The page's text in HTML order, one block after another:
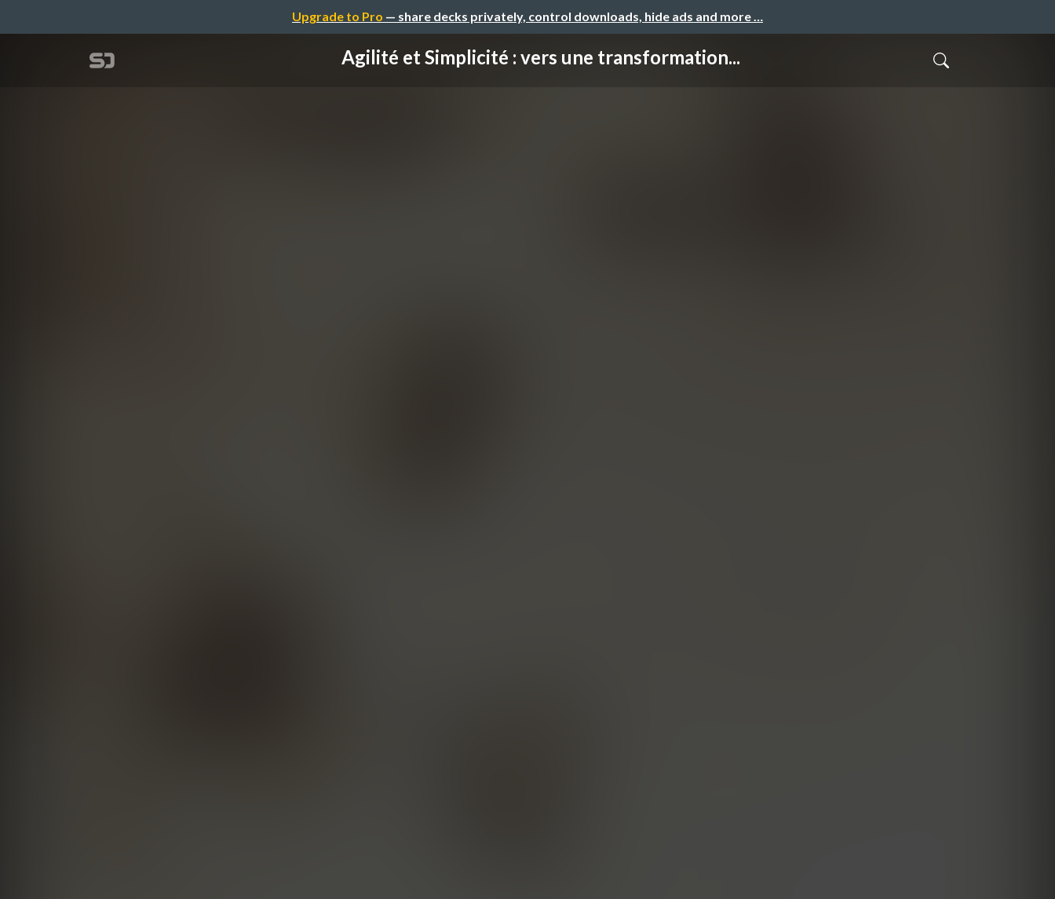
Upgrade to Pro — share decks privately, control downloads, hide ads and more …
Agilité et Simplicité : vers une transformation...